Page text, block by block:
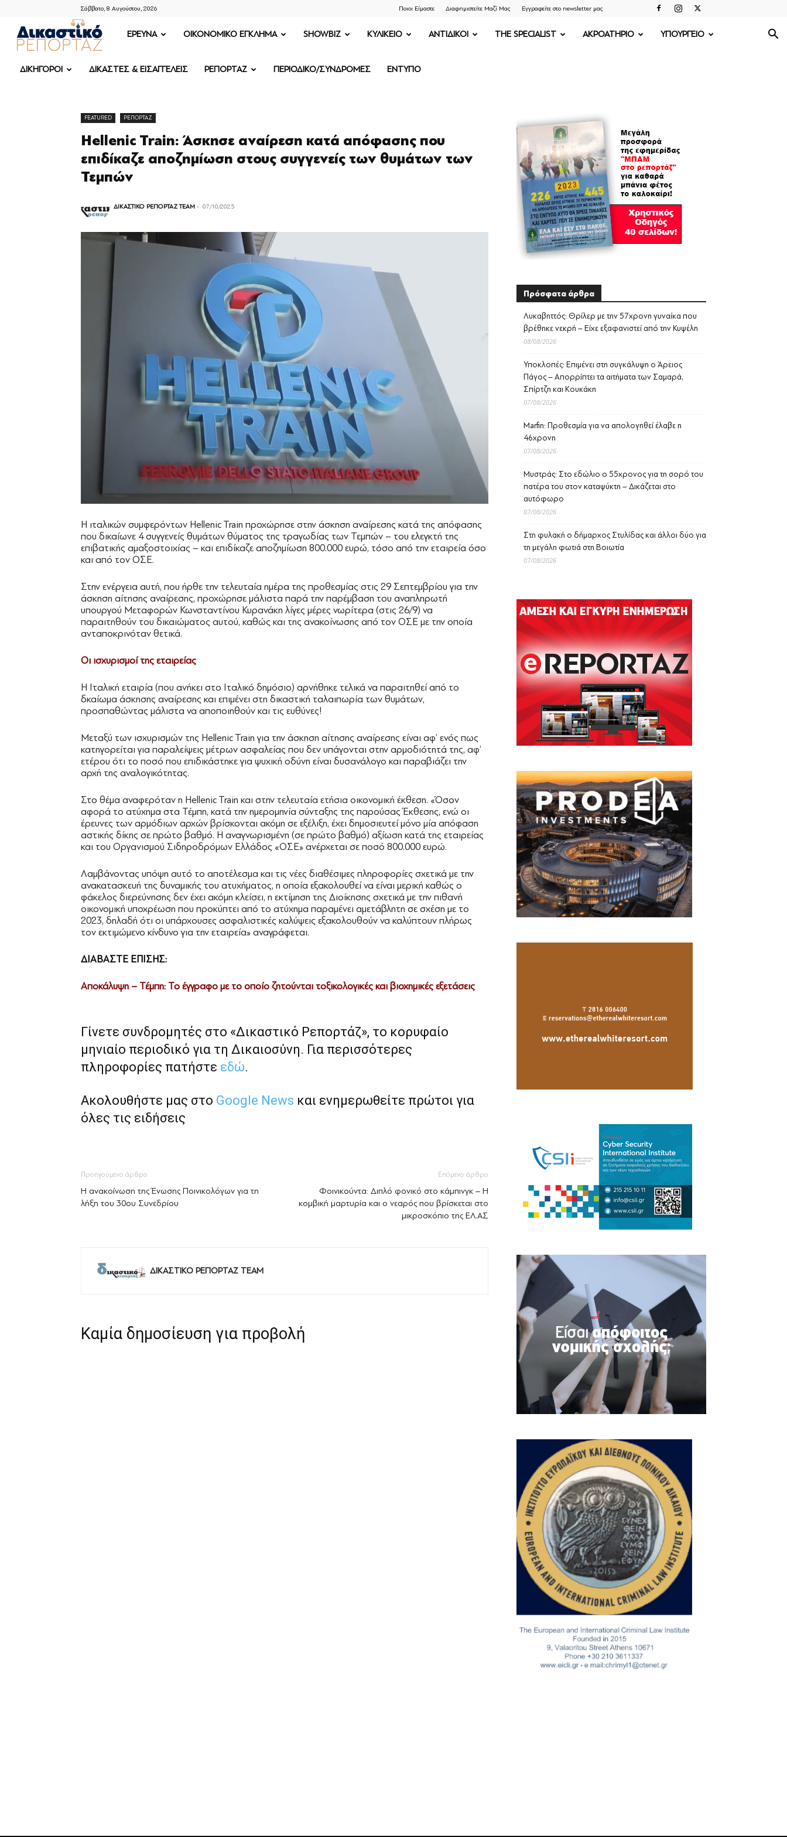
Σάββατο, 8 Αυγούστου, 2026 Ποιοι Είμαστε Διαφημιστείτε Μαζί Μας Εγγραφείτε στο newsletter μας
ΔΙΚΑΣΤΙΚΟ
ΡΕΠΟΡΤΑΖ
ΕΡΕΥΝΑ OIKONOMIKO ΕΓΚΛΗΜΑ SHOWBIZ ΚΥΛΙΚΕΙΟ ΑΝΤΙΔΙΚΟΙ THE SPECIALIST ΑΚΡΟΑΤΗΡΙΟ ΥΠΟΥΡΓΕΙΟ
ΔΙΚΗΓΟΡΟΙ ΔΙΚΑΣΤΕΣ & ΕΙΣΑΓΓΕΛΕΙΣ ΡΕΠΟΡΤΑΖ ΠΕΡΙΟΔΙΚΟ/ΣΥΝΔΡΟΜΕΣ ΕΝΤΥΠΟ
FEATURED ΡΕΠΟΡΤΑΖ
Hellenic Train: Άσκησε αναίρεση κατά απόφασης που
επιδίκαζε αποζημίωση στους συγγενείς των θυμάτων των
Τεμπών
ΔΙΚΑΣΤΙΚΟ ΡΕΠΟΡΤΑΖ TEAM - 07/10/2025
Η ιταλικών συμφερόντων Hellenic Train προχώρησε στην άσκηση αναίρεσης κατά της απόφασης
που δικαίωνε 4 συγγενείς θυμάτων θύματος της τραγωδίας των Τεμπών – του ελεγκτή της
επιβατικής αμαξοστοιχίας – και επιδίκαζε αποζημίωση 800.000 ευρώ, τόσο από την εταιρεία όσο
και από τον ΟΣΕ.
Στην ενέργεια αυτή, που ήρθε την τελευταία ημέρα της προθεσμίας στις 29 Σεπτεμβρίου για την
άσκηση αίτησης αναίρεσης, προχώρησε μάλιστα παρά την παρέμβαση του αναπληρωτή
υπουργού Μεταφορών Κωνσταντίνου Κυρανάκη λίγες μέρες νωρίτερα (στις 26/9) να
παραιτηθούν του δικαιώματος αυτού, καθώς και της ανακοίνωσης από τον ΟΣΕ με την οποία
ανταποκρινόταν θετικά.
Οι ισχυρισμοί της εταιρείας
Η Ιταλική εταιρία (που ανήκει στο Ιταλικό δημόσιο) αρνήθηκε τελικά να παραιτηθεί από το
δκαίωμα άσκησης αναίρεσης και επιμένει στη δικαστική ταλαιπωρία των θυμάτων,
προσπαθώντας μάλιστα να αποποιηθούν και τις ευθύνες!
Μεταξύ των ισχυρισμών της Hellenic Train για την άσκηση αίτησης αναίρεσης είναι αφ’ ενός πως
κατηγορείται για παραλείψεις μέτρων ασφαλείας που δεν υπάγονται στην αρμοδιότητά της, αφ’
ετέρου ότι το ποσό που επιδικάστηκε για ψυχική οδύνη είναι δυσανάλογο και παραβιάζει την
αρχή της αναλογικότητας.
Στο θέμα αναφερόταν η Hellenic Train και στην τελευταία ετήσια οικονομική έκθεση. «Όσον
αφορά το ατύχημα στα Τέμπη, κατά την ημερομηνία σύνταξης της παρούσας Έκθεσης, ενώ οι
έρευνες των αρμόδιων αρχών βρίσκονται ακόμη σε εξέλιξη, έχει δημοσιευτεί μόνο μία απόφαση
αστικής δίκης σε πρώτο βαθμό. Η αναγνωρισμένη (σε πρώτο βαθμό) αξίωση κατά της εταιρείας
και του Οργανισμού Σιδηροδρόμων Ελλάδος «ΟΣΕ» ανέρχεται σε ποσό 800.000 ευρώ.
Λαμβάνοντας υπόψη αυτό το αποτέλεσμα και τις νέες διαθέσιμες πληροφορίες σχετικά με την
ανακατασκευή της δυναμικής του ατυχήματος, η οποία εξακολουθεί να είναι μερική καθώς ο
φάκελος διερεύνησης δεν έχει ακόμη κλείσει, η εκτίμηση της Διοίκησης σχετικά με την πιθανή
οικονομική υποχρέωση που προκύπτει από το ατύχημα παραμένει αμετάβλητη σε σχέση με το
2023, δηλαδή ότι οι υπάρχουσες ασφαλιστικές καλύψεις εξακολουθούν να καλύπτουν πλήρως
τον εκτιμώμενο κίνδυνο για την εταιρεία» αναγράφεται.
ΔΙΑΒΑΣΤΕ ΕΠΙΣΗΣ:
Αποκάλυψη – Τέμπη: Το έγγραφο με το οποίο ζητούνται τοξικολογικές και βιοχημικές εξετάσεις
Γίνετε συνδρομητές στο «Δικαστικό Ρεπορτάζ», το κορυφαίο
μηνιαίο περιοδικό για τη Δικαιοσύνη. Για περισσότερες
πληροφορίες πατήστε εδώ.
Ακολουθήστε μας στο Google News και ενημερωθείτε πρώτοι για
όλες τις ειδήσεις
Προηγούμενο άρθρο
Η ανακοίνωση της Ένωσης Ποινικολόγων για τη
λήξη του 30ου Συνεδρίου
Επόμενο άρθρο
Φοινικούντα: Διπλό φονικό στο κάμπινγκ – Η
κομβική μαρτυρία και ο νεαρός που βρίσκεται στο
μικροσκόπιο της ΕΛ.ΑΣ
ΔΙΚΑΣΤΙΚΟ ΡΕΠΟΡΤΑΖ TEAM
Καμία δημοσίευση για προβολή
Πρόσφατα άρθρα
Λυκαβηττός: Θρίλερ με την 57χρονη γυναίκα που
βρέθηκε νεκρή – Είχε εξαφανιστεί από την Κυψέλη
08/08/2026
Υποκλοπές: Επιμένει στη συγκάλυψη ο Άρειος
Πάγος – Απορρίπτει τα αιτήματα των Σαμαρά,
Σπίρτζη και Κουκάκη
07/08/2026
Marfin: Προθεσμία για να απολογηθεί έλαβε η
46χρονη
07/08/2026
Μυστράς: Στο εδώλιο ο 55χρονος για τη σορό του
πατέρα του στον καταψύκτη – Δικάζεται στο
αυτόφωρο
07/08/2026
Στη φυλακή ο δήμαρχος Στυλίδας και άλλοι δύο για
τη μεγάλη φωτιά στη Βοιωτία
07/08/2026